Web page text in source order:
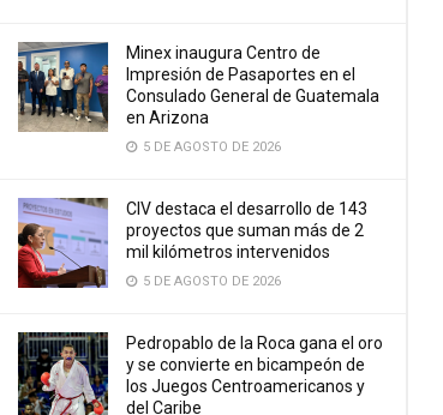
Minex inaugura Centro de
Impresión de Pasaportes en el
Consulado General de Guatemala
en Arizona
5 DE AGOSTO DE 2026
CIV destaca el desarrollo de 143
proyectos que suman más de 2
mil kilómetros intervenidos
5 DE AGOSTO DE 2026
Pedropablo de la Roca gana el oro
y se convierte en bicampeón de
los Juegos Centroamericanos y
del Caribe